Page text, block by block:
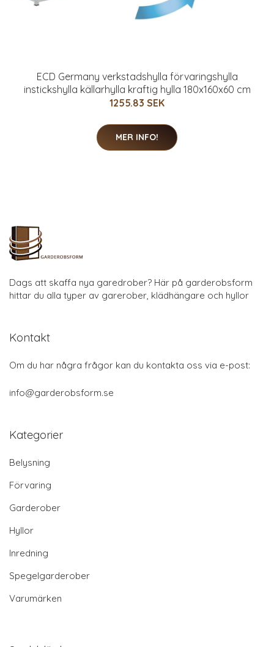
ECD Germany verkstadshylla förvaringshylla
instickshylla källarhylla kraftig hylla 180x160x60 cm
1255.83 SEK
MER INFO!
Dags att skaffa nya garedrober? Här på garderobsform
hittar du alla typer av garerober, klädhängare och hyllor
Kontakt
Om du har några frågor kan du kontakta oss via e-post:
info@garderobsform.se
Kategorier
Belysning
Förvaring
Garderober
Hyllor
Inredning
Spegelgarderober
Varumärken